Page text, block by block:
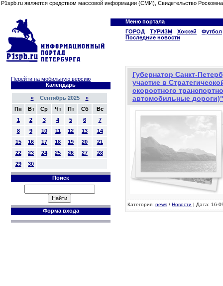
P1spb.ru является средством массовой информации (СМИ), Свидетельство
Меню портала
ГОРОД
ТУРИЗМ Хоккей
Футбол
Последние новости
Перейти на мобильную версию
Календарь
«Сентябрь 2025 »
Пн
Вт Ср Чт Пт Сб
Вс
1
2 3 4 5 6
7
8
9 10 11 12 13
14
15
16 17 18 19 20
21
22
23 24 25 26 27
28
29
30
Поиск
Форма входа
Губернатор Санкт-
участие в
скоростного
автомобильные дороги)"
Категория: news / Новости | Дата: 16-